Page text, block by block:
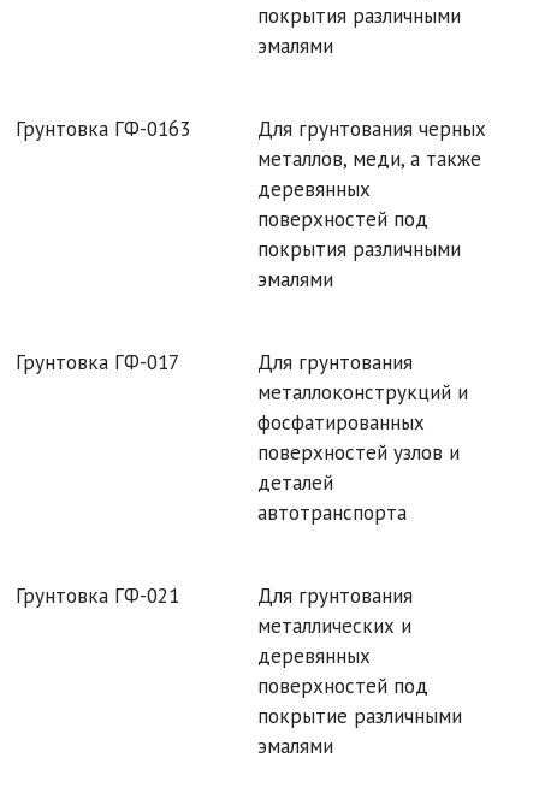
покрытия различными
эмалями
Грунтовка ГФ-0163
Для грунтования черных
металлов, меди, а также
деревянных
поверхностей под
покрытия различными
эмалями
Грунтовка ГФ-017
Для грунтования
металлоконструкций и
фосфатированных
поверхностей узлов и
деталей
автотранспорта
Грунтовка ГФ-021
Для грунтования
металлических и
деревянных
поверхностей под
покрытие различными
эмалями